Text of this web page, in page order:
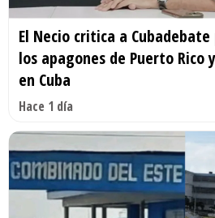
El Necio critica a
los apagones de Puerto Rico
en Cuba
Hace 1 día